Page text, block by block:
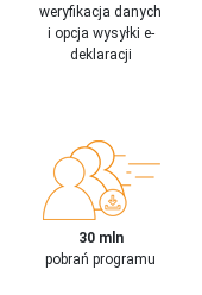
weryfikacja danych
i opcja wysyłki e-
deklaracji
30 mln
pobrań programu